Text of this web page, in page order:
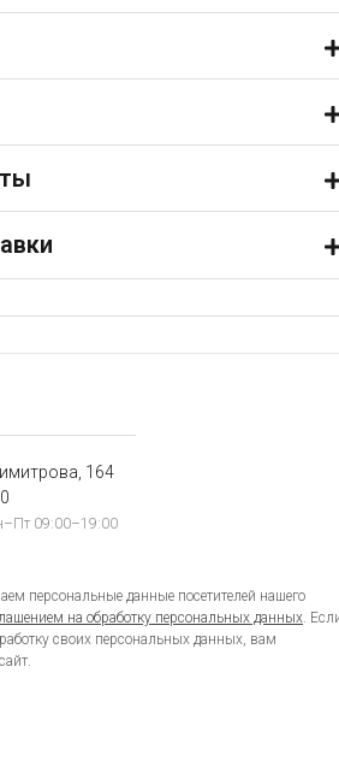
164
09:00–19:00
персональные данные посетителей нашего
на обработку персональных данных.
своих персональных данных, вам